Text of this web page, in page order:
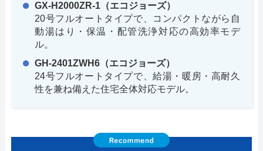
GX-H2000ZR-1（エコジョーズ）
20号フルオートタイプで、コンパクトながら自
動湯はり・保温・配管洗浄対応の高効率モデ
ル。
GH-2401ZWH6（エコジョーズ）
24号フルオートタイプで、給湯・暖房・高耐久
性を兼ね備えた住宅全体対応モデル。